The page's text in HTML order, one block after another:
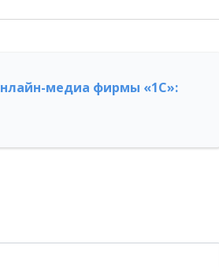
медиа фирмы «1С»: